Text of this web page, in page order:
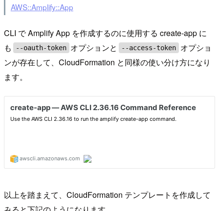
AWS::Amplify::App
CLI で Amplify App を作成するのに使用する create-app に
も
--oauth-token オプションと --access-token
オプショ
ンが存在して、CloudFormation と同様の使い分け方になり
ます。
以上を踏まえて、CloudFormation テンプレートを作成して